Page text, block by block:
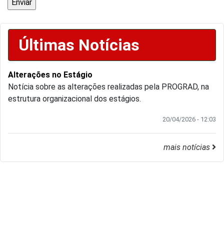
Últimas Notícias
Alterações no Estágio
Notícia sobre as alterações realizadas pela PROGRAD, na
estrutura organizacional dos estágios.
20/04/2026 - 12:03
mais notícias